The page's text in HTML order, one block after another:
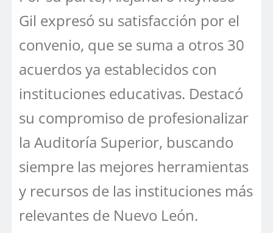
Gil expresó su satisfacción por el
convenio, que se suma a otros 30
acuerdos ya establecidos con
instituciones educativas. Destacó
su compromiso de profesionalizar
la Auditoría Superior, buscando
siempre las mejores herramientas
y recursos de las instituciones más
relevantes de Nuevo León.